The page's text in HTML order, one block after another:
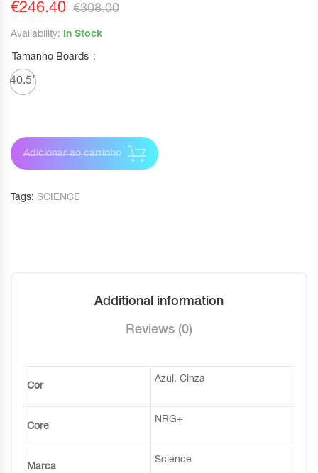
€308.00
€246.40
Availability: In Stock
Tamanho Boards
40.5"
Adicionar ao carrinho
Tags: SCIENCE
Additional information
Reviews (0)
Cor
Azul, Cinza
Core
NRG+
Marca
Science